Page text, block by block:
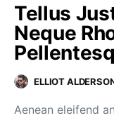
Tellus
Neque
ELLIOT
Aenean eleifend